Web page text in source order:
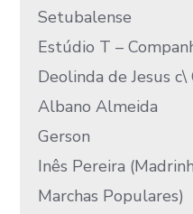
Setubalense
Estúdio T –
Deolinda de Jesus
Albano Almeida
Gerson
Inês Pereira
Marchas Populares)